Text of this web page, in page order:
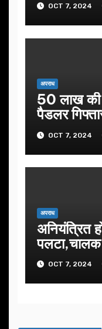
OCT 7, 2024
अपराध
50 लाख की
पैडलर
OCT 7, 2024
अपराध
अनियंत्रित
OCT 7, 2024